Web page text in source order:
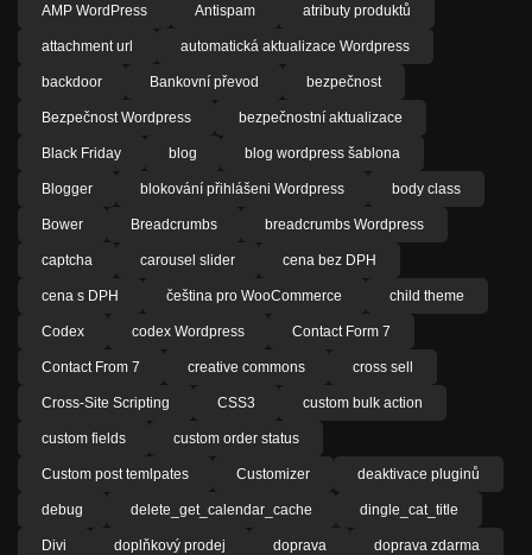
AMP WordPress Antispam atributy produktů
attachment url automatická aktualizace Wordpress
backdoor Bankovní převod bezpečnost
Bezpečnost Wordpress bezpečnostní aktualizace
Black Friday blog blog wordpress šablona
Blogger blokování přihlášeni Wordpress body class
Bower Breadcrumbs breadcrumbs Wordpress
captcha carousel slider cena bez DPH
cena s DPH čeština pro WooCommerce child theme
Codex codex Wordpress Contact Form 7
Contact From 7 creative commons cross sell
Cross-Site Scripting CSS3 custom bulk action
custom fields custom order status
Custom post temlpates Customizer deaktivace pluginů
debug delete_get_calendar_cache dingle_cat_title
Divi doplňkový prodej doprava doprava zdarma